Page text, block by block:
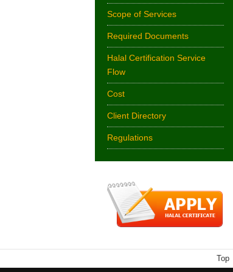
Scope of Services
Required Documents
Halal Certification Service
Flow
Cost
Client Directory
Regulations
Top